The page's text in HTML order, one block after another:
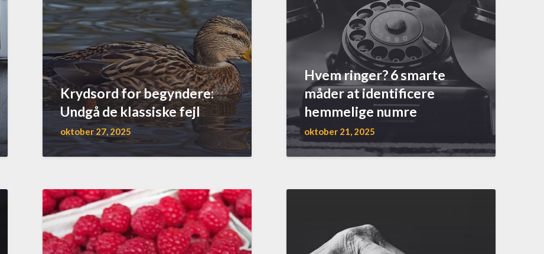
Krydsord for begyndere:
Undgå de klassiske fejl
oktober 27, 2025
Hvem ringer? 6 smarte
måder at identificere
hemmelige numre
oktober 21, 2025